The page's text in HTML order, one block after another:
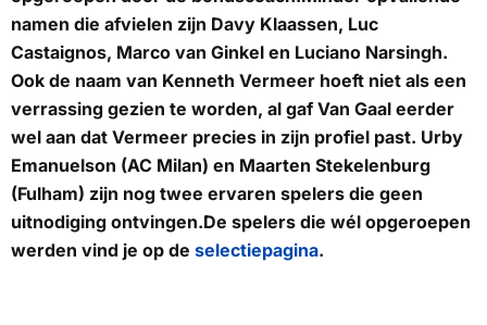
namen die afvielen zijn Davy Klaassen, Luc
Castaignos, Marco van Ginkel en Luciano Narsingh.
Ook de naam van Kenneth Vermeer hoeft niet als een
verrassing gezien te worden, al gaf Van Gaal eerder
wel aan dat Vermeer precies in zijn profiel past. Urby
Emanuelson (AC Milan) en Maarten Stekelenburg
(Fulham) zijn nog twee ervaren spelers die geen
uitnodiging ontvingen.De spelers die wél opgeroepen
werden vind je op de selectiepagina.